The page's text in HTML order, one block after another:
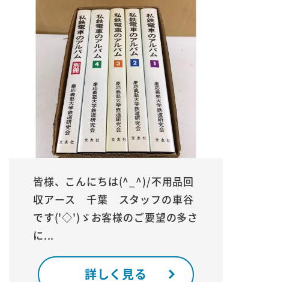
皆様、こんにちは(^_^)/不用品回
収アース 千葉 スタッフの車谷
です('◇')ゞお客様のご要望の多さ
に...
詳しく見る